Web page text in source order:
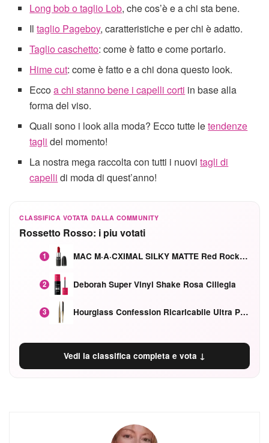
Long bob o taglio Lob, che cos’è e a chi sta bene.
Iltaglio Pageboy, caratteristiche e per chi è adatto.
Taglio caschetto: come è fatto e come portarlo.
Hime cut: come è fatto e a chi dona questo look.
Eccoa chi stanno bene i capelli corti in base alla
forma del viso.
Quali sono i look alla moda? Ecco tutte letendenze
tagli del momento!
La nostra mega raccolta con tutti i nuovitagli di
capelli di moda di quest’anno!
CLASSIFICA VOTATA DALLA COMMUNITY
Rossetto Rosso: i piu votati
1 MAC M·A·CXIMAL SILKY MATTE Red Rock mat
2 Deborah Super Vinyl Shake Rosa Ciliegia
3 Hourglass Confession Ricaricabile Ultra Preciso Ad Alta Intensità Secretly Classic Red
Vedi la classifica completa e vota ↓